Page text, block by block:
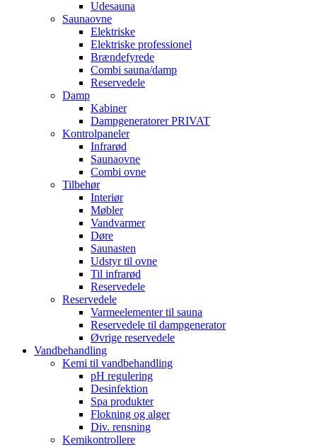
Udesauna
Saunaovne
Elektriske
Elektriske professionel
Brændefyrede
Combi sauna/damp
Reservedele
Damp
Kabiner
Dampgeneratorer PRIVAT
Kontrolpaneler
Infrarød
Saunaovne
Combi ovne
Tilbehør
Interiør
Møbler
Vandvarmer
Døre
Saunasten
Udstyr til ovne
Til infrarød
Reservedele
Reservedele
Varmeelementer til sauna
Reservedele til dampgenerator
Øvrige reservedele
Vandbehandling
Kemi til vandbehandling
pH regulering
Desinfektion
Spa produkter
Flokning og alger
Div. rensning
Kemikontrollere